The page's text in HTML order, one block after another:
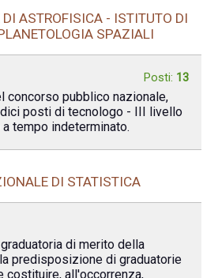
ASTROFISICA - ISTITUTO DI
SPAZIALI
Posti: 13
concorso pubblico nazionale,
posti di tecnologo - III livello
tempo indeterminato.
DI STATISTICA
di merito della
predisposizione di graduatorie
costituire, all'occorrenza,